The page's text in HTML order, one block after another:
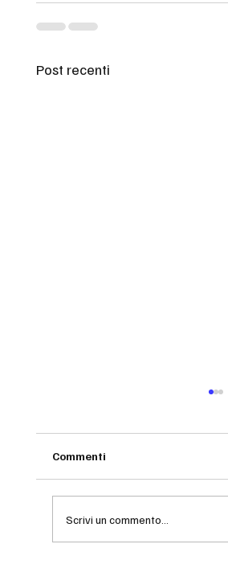
Post recenti
Commenti
Scrivi un commento...